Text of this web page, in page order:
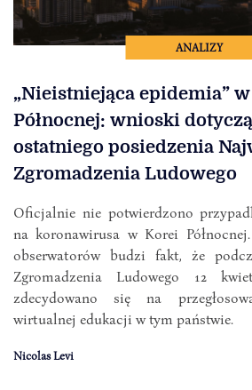
ANALIZY
„Nieistniejąca epidemia”
Północnej: wnioski
ostatniego posiedzenia
Zgromadzenia Ludowego
Oficjalnie nie potwierdzono
na koronawirusa w Korei
obserwatorów budzi fakt, że
Zgromadzenia Ludowego 12
zdecydowano się na
wirtualnej edukacji w tym państwie.
Nicolas Levi